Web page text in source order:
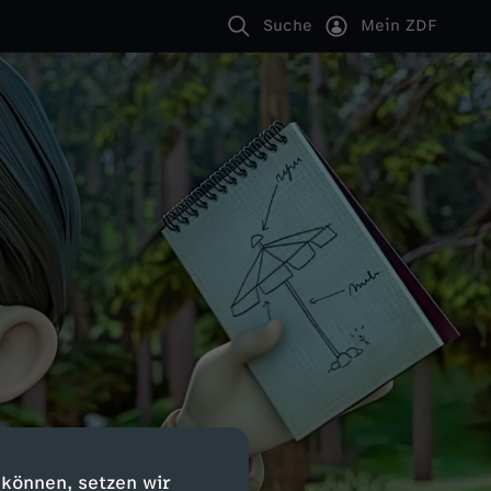
setzen wir
Suche Mein ZDF